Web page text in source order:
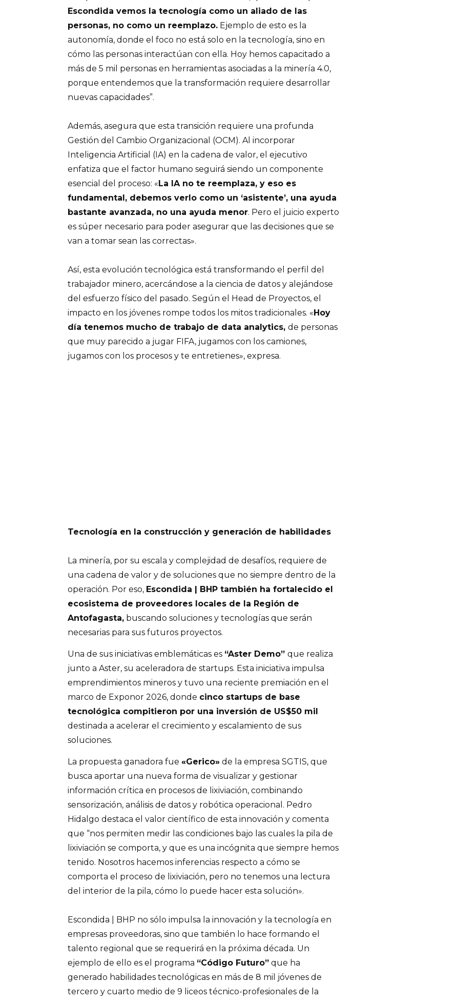
Escondida vemos la tecnología como un aliado de las
personas, no como un reemplazo. Ejemplo de esto es la
autonomía, donde el foco no está solo en la tecnología, sino en
cómo las personas interactúan con ella. Hoy hemos capacitado a
más de 5 mil personas en herramientas asociadas a la minería 4.0,
porque entendemos que la transformación requiere desarrollar
nuevas capacidades”.
Además, asegura que esta transición requiere una profunda
Gestión del Cambio Organizacional (OCM). Al incorporar
Inteligencia Artificial (IA) en la cadena de valor, el ejecutivo
enfatiza que el factor humano seguirá siendo un componente
esencial del proceso: « La IA no te reemplaza, y eso es
fundamental, debemos verlo como un ‘asistente’, una ayuda
bastante avanzada, no una ayuda menor. Pero el juicio experto
es súper necesario para poder asegurar que las decisiones que se
van a tomar sean las correctas».
Así, esta evolución tecnológica está transformando el perfil del
trabajador minero, acercándose a la ciencia de datos y alejándose
del esfuerzo físico del pasado. Según el Head de Proyectos, el
impacto en los jóvenes rompe todos los mitos tradicionales. « Hoy
día tenemos mucho de trabajo de data analytics, de personas
que muy parecido a jugar FIFA, jugamos con los camiones,
jugamos con los procesos y te entretienes», expresa.
Tecnología en la construcción y generación de habilidades
La minería, por su escala y complejidad de desafíos, requiere de
una cadena de valor y de soluciones que no siempre dentro de la
operación. Por eso, Escondida | BHP también ha fortalecido el
ecosistema de proveedores locales de la Región de
Antofagasta, buscando soluciones y tecnologías que serán
necesarias para sus futuros proyectos.
Una de sus iniciativas emblemáticas es “Aster Demo” que realiza
junto a Aster, su aceleradora de startups. Esta iniciativa impulsa
emprendimientos mineros y tuvo una reciente premiación en el
marco de Exponor 2026, donde cinco startups de base
tecnológica compitieron por una inversión de US$50 mil
destinada a acelerar el crecimiento y escalamiento de sus
soluciones.
La propuesta ganadora fue «Gerico» de la empresa SGTIS, que
busca aportar una nueva forma de visualizar y gestionar
información crítica en procesos de lixiviación, combinando
sensorización, análisis de datos y robótica operacional. Pedro
Hidalgo destaca el valor científico de esta innovación y comenta
que “nos permiten medir las condiciones bajo las cuales la pila de
lixiviación se comporta, y que es una incógnita que siempre hemos
tenido. Nosotros hacemos inferencias respecto a cómo se
comporta el proceso de lixiviación, pero no tenemos una lectura
del interior de la pila, cómo lo puede hacer esta solución».
Escondida | BHP no sólo impulsa la innovación y la tecnología en
empresas proveedoras, sino que también lo hace formando el
talento regional que se requerirá en la próxima década. Un
ejemplo de ello es el programa “Código Futuro” que ha
generado habilidades tecnológicas en más de 8 mil jóvenes de
tercero y cuarto medio de 9 liceos técnico-profesionales de la